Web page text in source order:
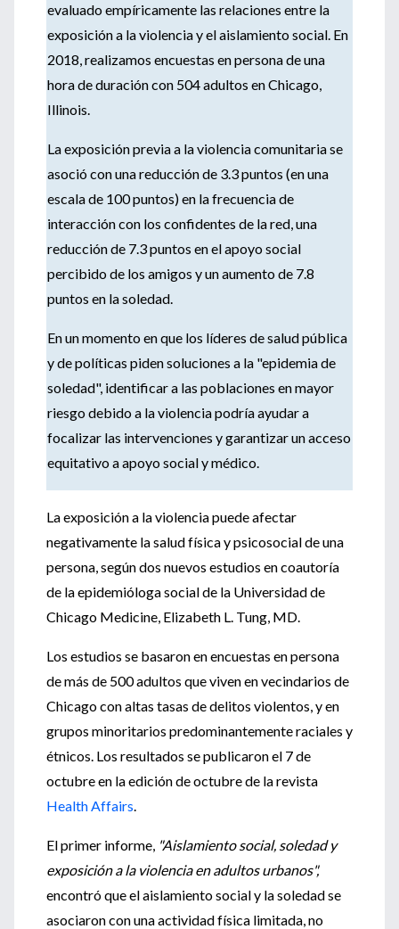
evaluado empíricamente las relaciones entre la
exposición a la violencia y el aislamiento social. En
2018, realizamos encuestas en persona de una
hora de duración con 504 adultos en Chicago,
Illinois.
La exposición previa a la violencia comunitaria se
asoció con una reducción de 3.3 puntos (en una
escala de 100 puntos) en la frecuencia de
interacción con los confidentes de la red, una
reducción de 7.3 puntos en el apoyo social
percibido de los amigos y un aumento de 7.8
puntos en la soledad.
En un momento en que los líderes de salud pública
y de políticas piden soluciones a la "epidemia de
soledad", identificar a las poblaciones en mayor
riesgo debido a la violencia podría ayudar a
focalizar las intervenciones y garantizar un acceso
equitativo a apoyo social y médico.
La exposición a la violencia puede afectar
negativamente la salud física y psicosocial de una
persona, según dos nuevos estudios en coautoría
de la epidemióloga social de la Universidad de
Chicago Medicine, Elizabeth L. Tung, MD.
Los estudios se basaron en encuestas en persona
de más de 500 adultos que viven en vecindarios de
Chicago con altas tasas de delitos violentos, y en
grupos minoritarios predominantemente raciales y
étnicos. Los resultados se publicaron el 7 de
octubre en la edición de octubre de la revista
Health Affairs.
El primer informe, "Aislamiento social, soledad y
exposición a la violencia en adultos urbanos",
encontró que el aislamiento social y la soledad se
asociaron con una actividad física limitada, no